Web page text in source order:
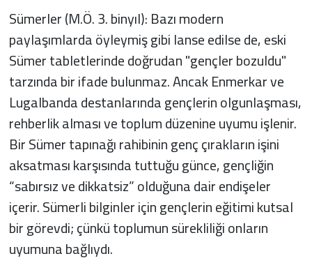
Sümerler (M.Ö. 3. binyıl): Bazı modern
paylaşımlarda öyleymiş gibi lanse edilse de, eski
Sümer tabletlerinde doğrudan "gençler bozuldu"
tarzında bir ifade bulunmaz. Ancak Enmerkar ve
Lugalbanda destanlarında gençlerin olgunlaşması,
rehberlik alması ve toplum düzenine uyumu işlenir.
Bir Sümer tapınağı rahibinin genç çırakların işini
aksatması karşısında tuttuğu günce, gençliğin
“sabırsız ve dikkatsiz” olduğuna dair endişeler
içerir. Sümerli bilginler için gençlerin eğitimi kutsal
bir görevdi; çünkü toplumun sürekliliği onların
uyumuna bağlıydı.